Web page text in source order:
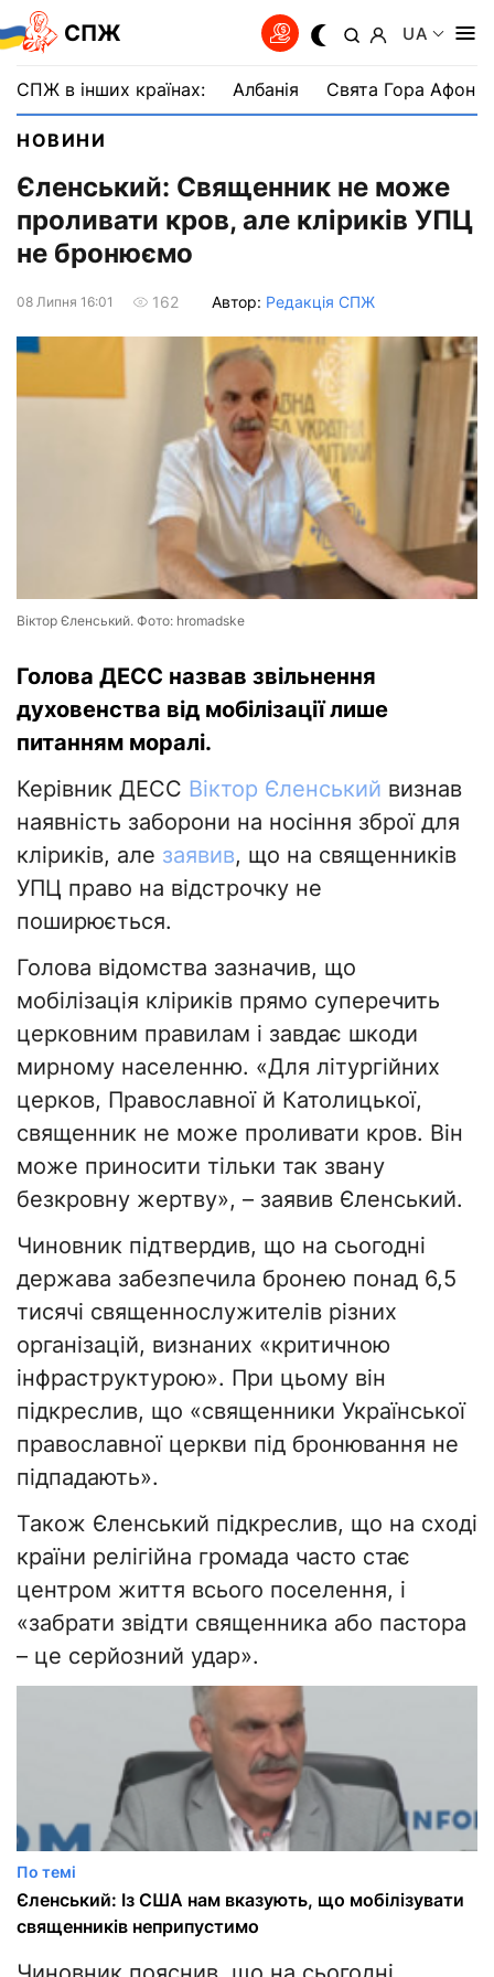
СПЖ UA
СПЖ в інших країнах: Албанія Свята Гора Афон
НОВИНИ
Єленський: Священник не може
проливати кров, але кліриків УПЦ
не бронюємо
08 Липня 16:01 162 Автор: Редакція СПЖ
Віктор Єленський. Фото: hromadske
Голова ДЕСС назвав звільнення
духовенства від мобілізації лише
питанням моралі.
Керівник ДЕСС Віктор Єленський визнав
наявність заборони на носіння зброї для
кліриків, але заявив, що на священників
УПЦ право на відстрочку не
поширюється.
Голова відомства зазначив, що
мобілізація кліриків прямо суперечить
церковним правилам і завдає шкоди
мирному населенню. «Для літургійних
церков, Православної й Католицької,
священник не може проливати кров. Він
може приносити тільки так звану
безкровну жертву», – заявив Єленський.
Чиновник підтвердив, що на сьогодні
держава забезпечила бронею понад 6,5
тисячі священнослужителів різних
організацій, визнаних «критичною
інфраструктурою». При цьому він
підкреслив, що «священники Української
православної церкви під бронювання не
підпадають».
Також Єленський підкреслив, що на сході
країни релігійна громада часто стає
центром життя всього поселення, і
«забрати звідти священника або пастора
– це серйозний удар».
По темі
Єленський: Із США нам вказують, що мобілізувати
священників неприпустимо